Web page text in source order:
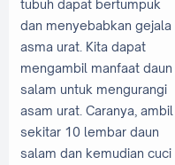
tubuh dapat bertumpuk
dan menyebabkan gejala
asma urat. Kita dapat
mengambil manfaat daun
salam untuk mengurangi
asam urat. Caranya, ambil
sekitar 10 lembar daun
salam dan kemudian cuci